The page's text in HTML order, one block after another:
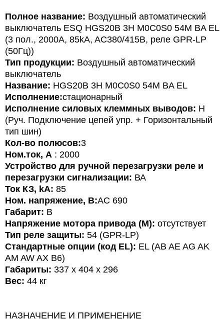
Полное название: Воздушный автоматический
выключатель ESQ HGS20B 3H M0C0S0 54M BA EL
(3 пол., 2000А, 85kA, AC380/415В, реле GPR-LP
(50Гц))
Тип продукции: Воздушный автоматический
выключатель
Название: HGS20B 3H M0C0S0 54M BA EL
Исполнение:стационарный
Исполнение силовых клеммных выводов: H
(Руч. Подключение цепей упр. + Горизонтальный
тип шин)
Кол-во полюсов:3
Ном.ток, А : 2000
Устройство для ручной перезагрузки реле и
перезагрузки сигнализации: ВА
Ток КЗ, kA: 85
Ном. напряжение, В:АС 690
Габарит: В
Напряжение мотора привода (M): отсутствует
Тип реле защиты: 54 (GPR-LР)
Стандартные опции (код EL): EL (AB AE AG AK
AM AW AX B6)
Габариты: 337 x 404 x 296
Вес: 44 кг
НАЗНАЧЕНИЕ И ПРИМЕНЕНИЕ